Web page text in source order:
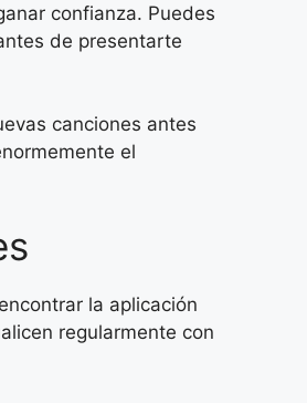
confianza. Puedes
de presentarte
canciones antes
el
la aplicación
regularmente con